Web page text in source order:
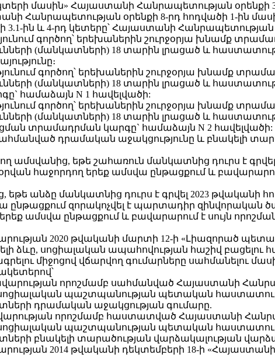
մասին» Հայաստանի Հանրապետության օրենքի 33-
Հանրապետության օրենքի 8-րդ հոդվածի 1-ին մասի
3.1-ին և 4-րդ կետերը՝ Հայաստանի
գործող՝ երեխաներին շուրջօրյա խնամք
(մանկատների) 18 տարին լրացած և
գործող՝ երեխաներին շուրջօրյա խնամք
(մանկատների) 18 տարին լրացած և
համաձայն N 1 հավելվածի:
գործող՝ երեխաներին շուրջօրյա խնամք
(մանկատների) 18 տարին լրացած և
տրամադրման կարգը` համաձայն N 2 հավելվածի:
սահմանված դրամական աջակցությունը և բնակելի
ամսվանից, եթե շահառուն մանկատնից դուրս է
օրվան հաջորդող երեք ամսվա ընթացքում և
անձը մանկատնից դուրս է գրվել 2023 թվականի
ընթացքում զորակոչվել է պարտադիր
ամսվա ընթացքում և բավարարում է սույն
2020 թվականի մարտի 12-ի «Լիազորած
ձևը, սոցիալական ապահովության հաշիվ բացելու
միջոցով վճարվող գումարները սահմանելու
որոշմամբ սահմանված Հայաստանի
պաշտպանության պետական
դրամական աջակցության գումարը.
որոշմամբ հաստատված Հայաստանի
պաշտպանության պետական
բնակելի տարածության վարձակալության
2014 թվականի դեկտեմբերի 18-ի